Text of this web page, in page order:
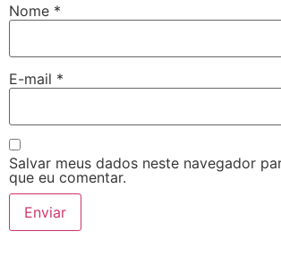
Nome *
E-mail *
Salvar meus dados neste navegador
que eu comentar.